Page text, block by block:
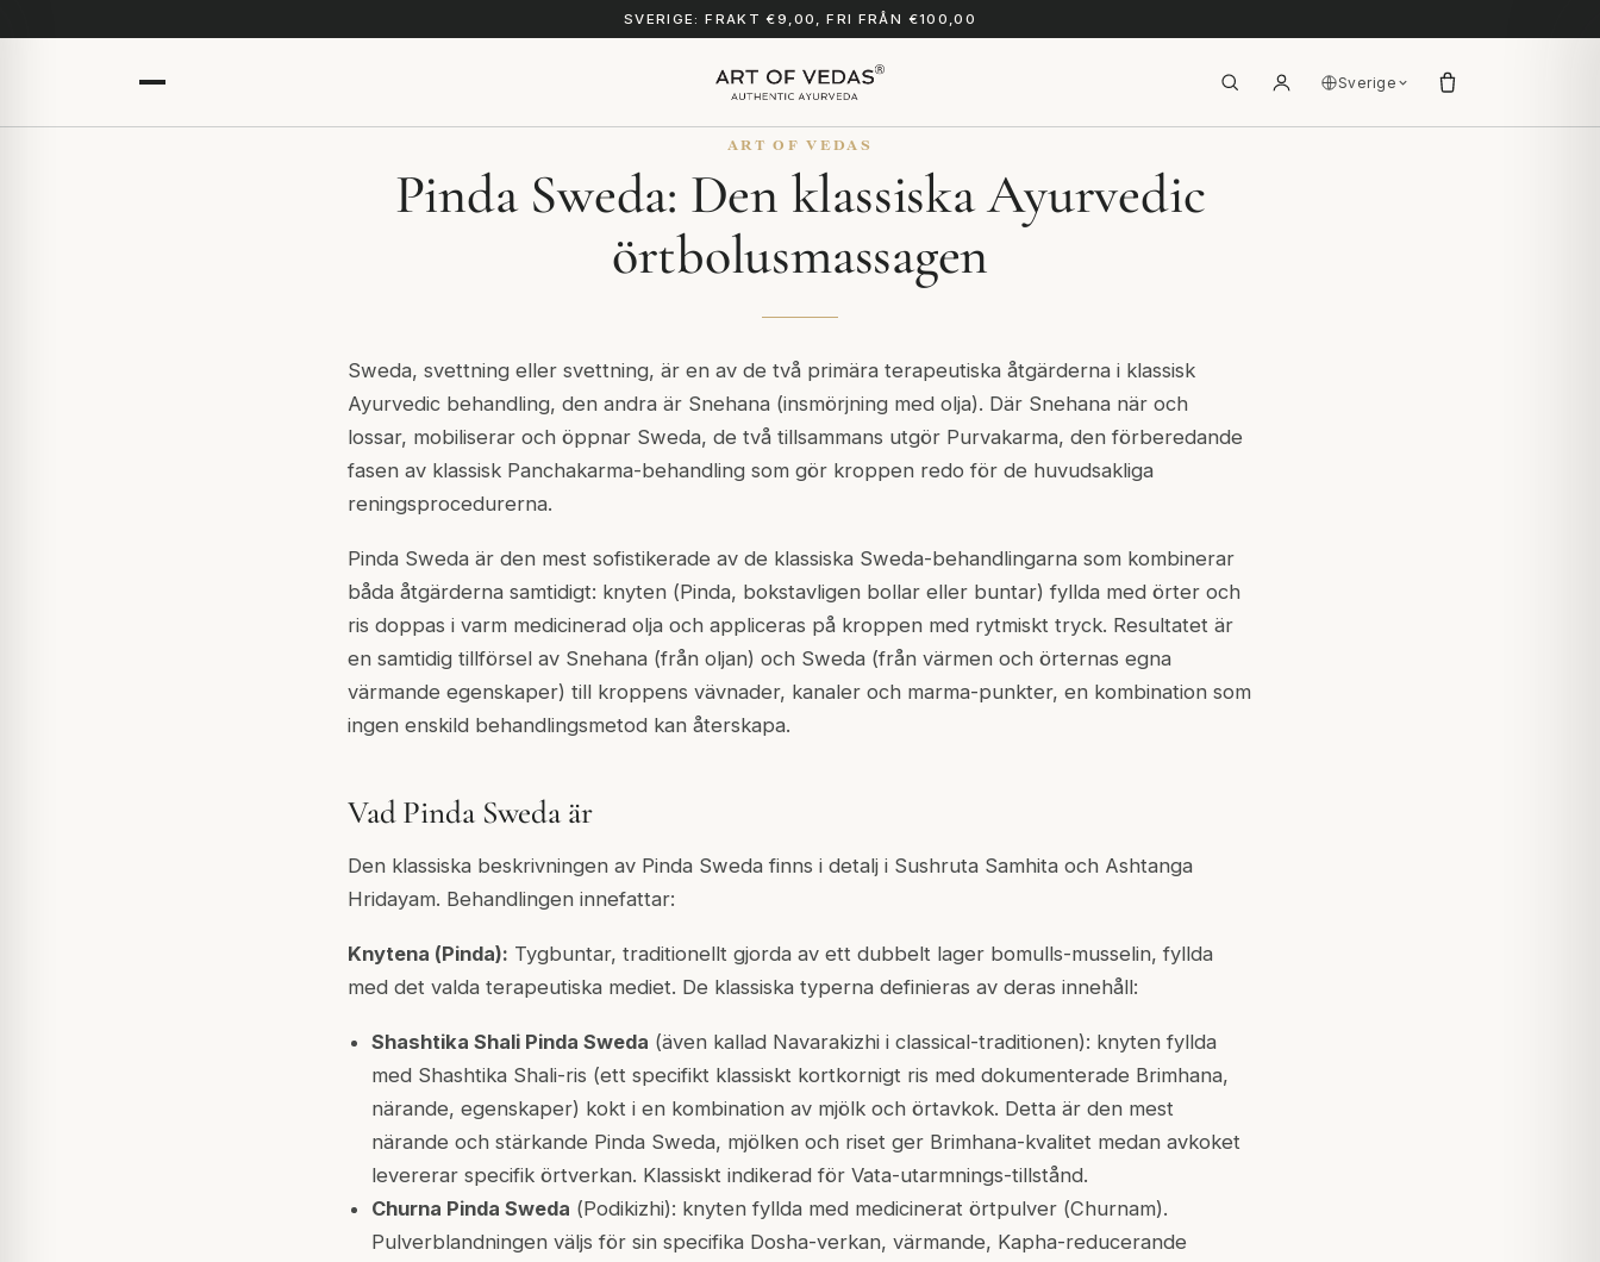
SVERIGE: FRAKT €9,00, FRI FRÅN €100,00
Sverige
ART OF VEDAS
Pinda Sweda: Den klassiska Ayurvedic
örtbolusmassagen
Sweda, svettning eller svettning, är en av de två primära terapeutiska åtgärderna i klassisk
Ayurvedic behandling, den andra är Snehana (insmörjning med olja). Där Snehana när och
lossar, mobiliserar och öppnar Sweda, de två tillsammans utgör Purvakarma, den förberedande
fasen av klassisk Panchakarma-behandling som gör kroppen redo för de huvudsakliga
reningsprocedurerna.
Pinda Sweda är den mest sofistikerade av de klassiska Sweda-behandlingarna som kombinerar
båda åtgärderna samtidigt: knyten (Pinda, bokstavligen bollar eller buntar) fyllda med örter och
ris doppas i varm medicinerad olja och appliceras på kroppen med rytmiskt tryck. Resultatet är
en samtidig tillförsel av Snehana (från oljan) och Sweda (från värmen och örternas egna
värmande egenskaper) till kroppens vävnader, kanaler och marma-punkter, en kombination som
ingen enskild behandlingsmetod kan återskapa.
Vad Pinda Sweda är
Den klassiska beskrivningen av Pinda Sweda finns i detalj i Sushruta Samhita och Ashtanga
Hridayam. Behandlingen innefattar:
Knytena (Pinda): Tygbuntar, traditionellt gjorda av ett dubbelt lager bomulls-musselin, fyllda
med det valda terapeutiska mediet. De klassiska typerna definieras av deras innehåll:
Shashtika Shali Pinda Sweda (även kallad Navarakizhii classical-traditionen): knyten fyllda
med Shashtika Shali-ris (ett specifikt klassiskt kortkornigt ris med dokumenterade Brimhana,
närande, egenskaper) kokt i en kombination av mjölk och örtavkok. Detta är den mest
närande och stärkande Pinda Sweda, mjölken och riset ger Brimhana-kvalitet medan avkoket
levererar specifik örtverkan. Klassiskt indikerad för Vata-utarmnings-tillstånd.
Churna Pinda Sweda (Podikizhi): knyten fyllda med medicinerat örtpulver (Churnam).
Pulverblandningen väljs för sin specifika Dosha-verkan, värmande, Kapha-reducerande